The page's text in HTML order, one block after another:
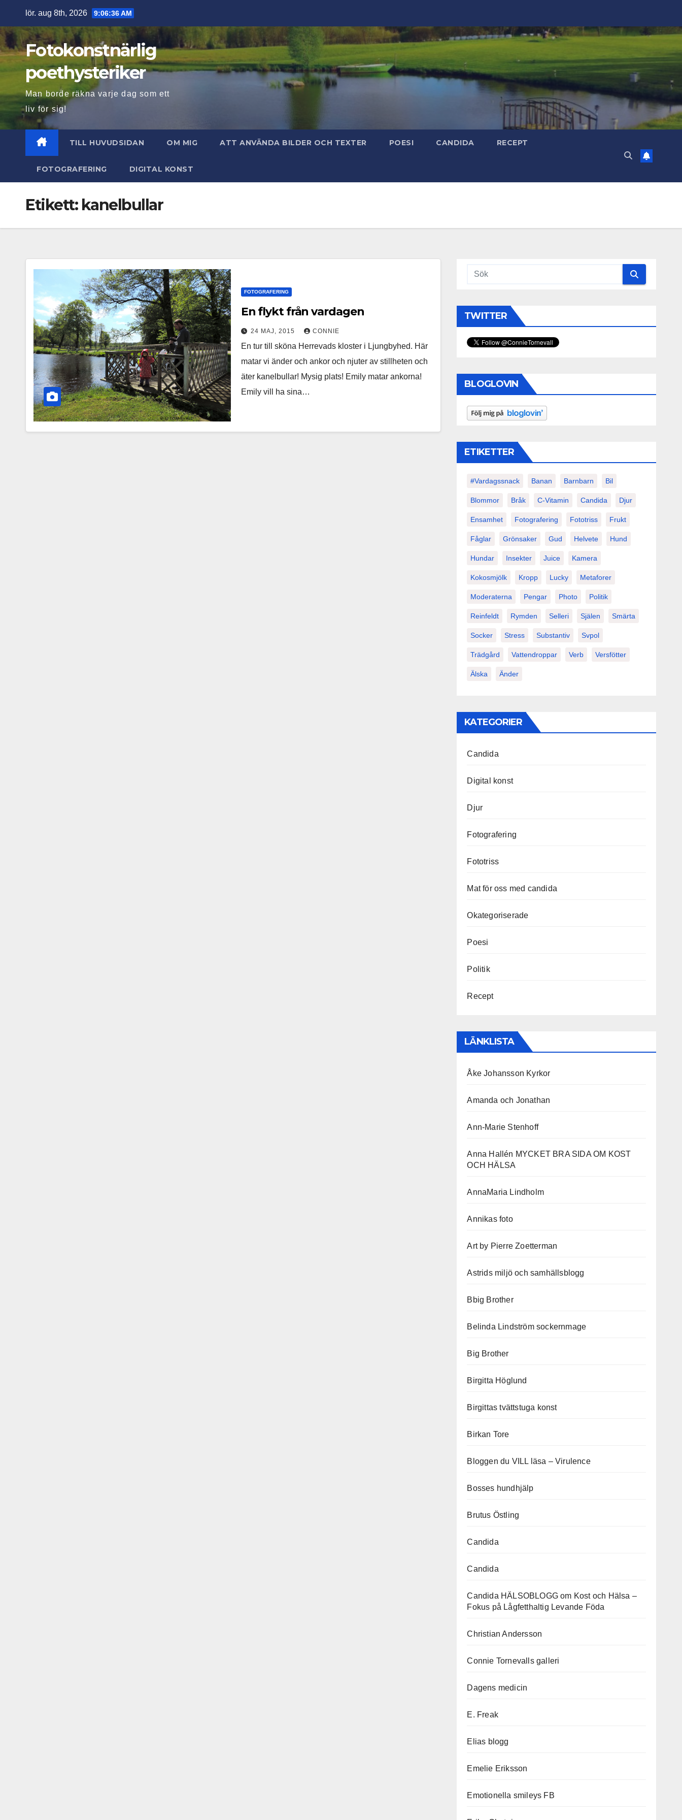
innehåll
lör. aug 8th, 2026 9:06:38 AM
Fotokonstnärlig
poethysteriker
Man borde räkna varje dag som ett
liv för sig!
TILL HUVUDSIDAN OM MIG ATT ANVÄNDA BILDER OCH TEXTER POESI CANDIDA RECEPT
FOTOGRAFERING DIGITAL KONST
Etikett: kanelbullar
FOTOGRAFERING
En flykt från vardagen
24 MAJ, 2015 CONNIE
En tur till sköna Herrevads kloster i Ljungbyhed. Här
matar vi änder och ankor och njuter av stillheten och
äter kanelbullar! Mysig plats! Emily matar ankorna!
Emily vill ha sina…
TWITTER
BLOGLOVIN
ETIKETTER
#vardagssnack Banan Barnbarn Bil
Blommor Bråk C-Vitamin Candida Djur
Ensamhet Fotografering Fototriss Frukt
Fåglar Grönsaker Gud Helvete Hund
Hundar Insekter Juice Kamera
Kokosmjölk Kropp Lucky Metaforer
Moderaterna Pengar Photo Politik
Reinfeldt Rymden Selleri Själen Smärta
Socker Stress Substantiv Svpol
Trädgård Vattendroppar Verb Versfötter
Älska Änder
KATEGORIER
Candida
Digital konst
Djur
Fotografering
Fototriss
Mat för oss med candida
Okategoriserade
Poesi
Politik
Recept
LÄNKLISTA
Åke Johansson Kyrkor
Amanda och Jonathan
Ann-Marie Stenhoff
Anna Hallén MYCKET BRA SIDA OM KOST
OCH HÄLSA
AnnaMaria Lindholm
Annikas foto
Art by Pierre Zoetterman
Astrids miljö och samhällsblogg
Bbig Brother
Belinda Lindström sockernmage
Big Brother
Birgitta Höglund
Birgittas tvättstuga konst
Birkan Tore
Bloggen du VILL läsa – Virulence
Bosses hundhjälp
Brutus Östling
Candida
Candida
Candida HÄLSOBLOGG om Kost och Hälsa –
Fokus på Lågfetthaltig Levande Föda
Christian Andersson
Connie Tornevalls galleri
Dagens medicin
E. Freak
Elias blogg
Emelie Eriksson
Emotionella smileys FB